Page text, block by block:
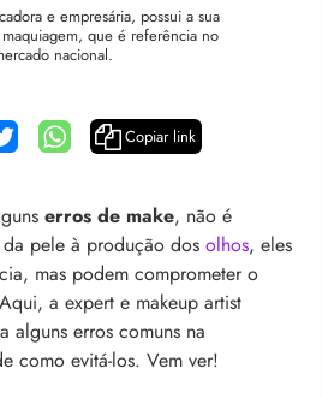
e empresária, possui a sua
que é referência no
nacional.
Copiar link
erros de make, não é
pele à produção dos olhos, eles
mas podem comprometer o
a expert e makeup artist
alguns erros comuns na
como evitá-los. Vem ver!